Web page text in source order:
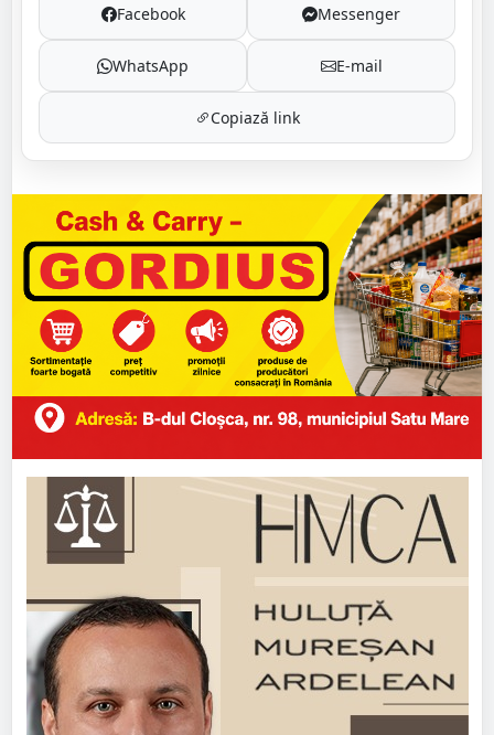
Facebook Messenger
WhatsApp E-mail
Copiază link